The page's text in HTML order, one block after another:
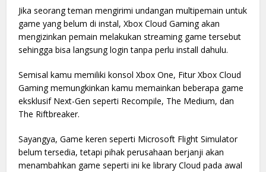
Jika seorang teman mengirimi undangan multipemain untuk
game yang belum di instal, Xbox Cloud Gaming akan
mengizinkan pemain melakukan streaming game tersebut
sehingga bisa langsung login tanpa perlu install dahulu.
Semisal kamu memiliki konsol Xbox One, Fitur Xbox Cloud
Gaming memungkinkan kamu memainkan beberapa game
eksklusif Next-Gen seperti Recompile, The Medium, dan
The Riftbreaker.
Sayangya, Game keren seperti Microsoft Flight Simulator
belum tersedia, tetapi pihak perusahaan berjanji akan
menambahkan game seperti ini ke library Cloud pada awal